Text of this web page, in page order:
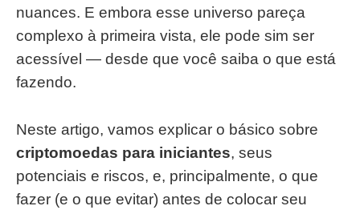
nuances. E embora esse universo pareça
complexo à primeira vista, ele pode sim ser
acessível — desde que você saiba o que está
fazendo.
Neste artigo, vamos explicar o básico sobre
criptomoedas para iniciantes, seus
potenciais e riscos, e, principalmente, o que
fazer (e o que evitar) antes de colocar seu